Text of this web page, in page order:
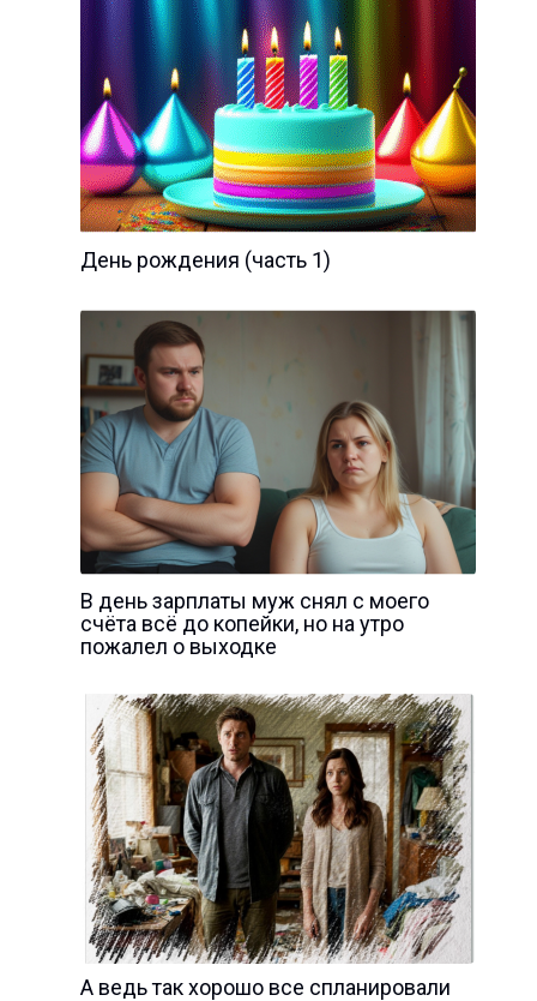
День рождения (часть 1)
В день зарплаты муж снял с моего
счёта всё до копейки, но на утро
пожалел о выходке
А ведь так хорошо все спланировали